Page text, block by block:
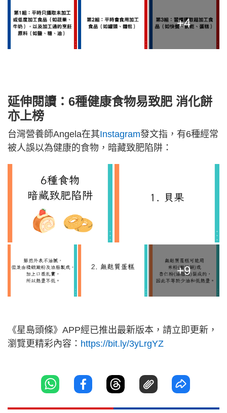
+4
延伸閱讀：6種健康食物易致肥 消化餅
亦上榜
台灣營養師Angela在其Instagram發文指，有6種經常
被人誤以為健康的食物，暗藏致肥陷阱：
+9
《星島頭條》APP經已推出最新版本，請立即更新，
瀏覽更精彩內容： https://bit.ly/3yLrgYZ